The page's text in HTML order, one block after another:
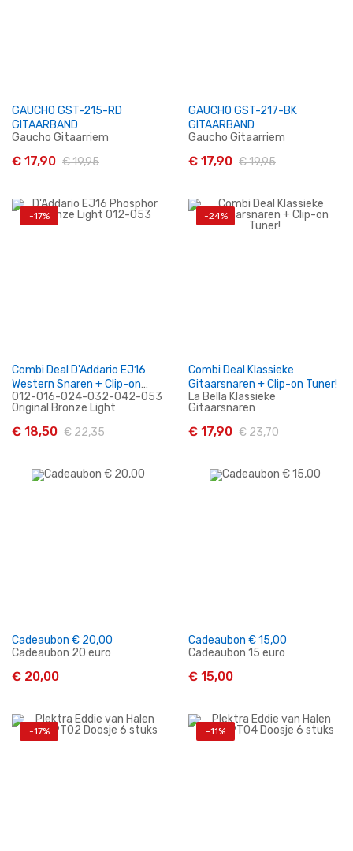
In Winkelwagen
GAUCHO GST-215-RD
GITAARBAND
Gaucho Gitaarriem
€ 17,90 € 19,95
In Winkelwagen
GAUCHO GST-217-BK
GITAARBAND
Gaucho Gitaarriem
€ 17,90 € 19,95
-17%
Combi Deal D'Addario EJ16
Western Snaren + Clip-on
Tuner
012-016-024-032-042-053
Original Bronze Light
€ 18,50 € 22,35
-24%
Combi Deal Klassieke
Gitaarsnaren + Clip-on Tuner!
La Bella Klassieke
Gitaarsnaren
€ 17,90 € 23,70
Cadeaubon € 20,00
Cadeaubon 20 euro
€ 20,00
Cadeaubon € 15,00
Cadeaubon 15 euro
€ 15,00
-17% -11%